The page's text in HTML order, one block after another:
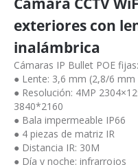
exteriores con
inalámbrica
Cámaras IP Bullet POE fijas:
● Lente: 3,6 mm (2,8/6 mm
● Resolución: 4MP
3840*2160
● Bala impermeable IP66
● 4 piezas de matriz IR
● Distancia IR: 30M
● Día y noche: infrarrojos